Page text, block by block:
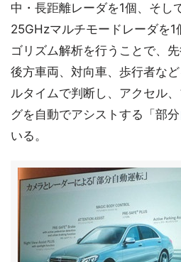
中・長距離レーダを1個、そし
25GHzマルチモードレーダを
ゴリズム解析を行うことで、
後方車両、対向車、歩行者な
ルタイムで判断し、アクセル
グを自動でアシストする「部分
いる。